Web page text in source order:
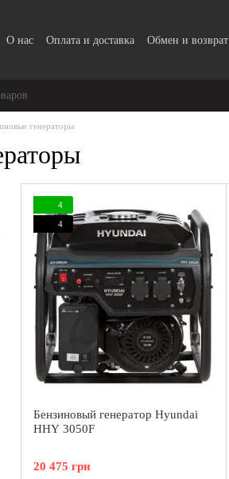
О нас Оплата и доставка Обмен и возврат
генераторы
4
4
Бензиновый генератор Hyundai
HHY 3050F
20 475 грн